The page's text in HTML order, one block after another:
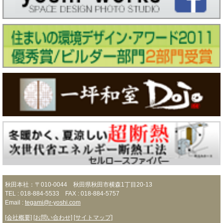
秋田本社：〒010-0044 秋田県秋田市横森1丁目20-13
TEL : 018-884-5533 FAX : 018-884-5757
Email : tegami@r-yoshi.com
[会社概要] [お問い合わせ] [サイトマップ]